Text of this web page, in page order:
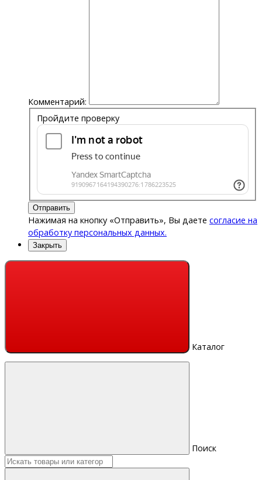
Комментарий:
Пройдите проверку
Отправить
Нажимая на кнопку «Отправить», Вы даете согласие на
обработку персональных данных.
Закрыть
Каталог
Поиск